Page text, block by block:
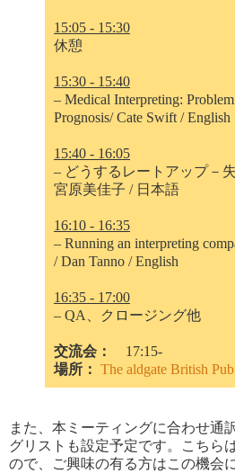
15:05 - 15:30
休憩
15:30 - 15:40
– Medical Interpreting:
Prognosis/ Cate Swift / English
15:40 - 16:05
– どうするレートアップ－
宮原美佳子 / 日本語
16:10 - 16:35
– Running an interpreting
/ Dan Tanno / English
16:35 - 17:00
– QA、クロージング他
交流会：
17:15-
場所： The aldgate British Pub
また、本ミーティングに合わせ通
グリストも設定予定です。こちら
ので、ご興味の有る方はこの機会